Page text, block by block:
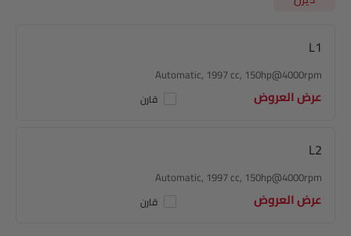
L1
Automatic, 1997 cc, 150hp@4000rpm
عرض العروض قارن
L2
Automatic, 1997 cc, 150hp@4000rpm
عرض العروض قارن